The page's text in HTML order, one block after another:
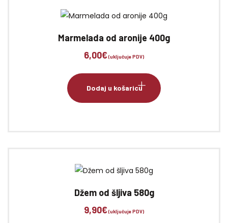
Marmelada od aronije 400g
6,00€(uključuje PDV)
Dodaj u košaricu
Džem od šljiva 580g
9,90€(uključuje PDV)